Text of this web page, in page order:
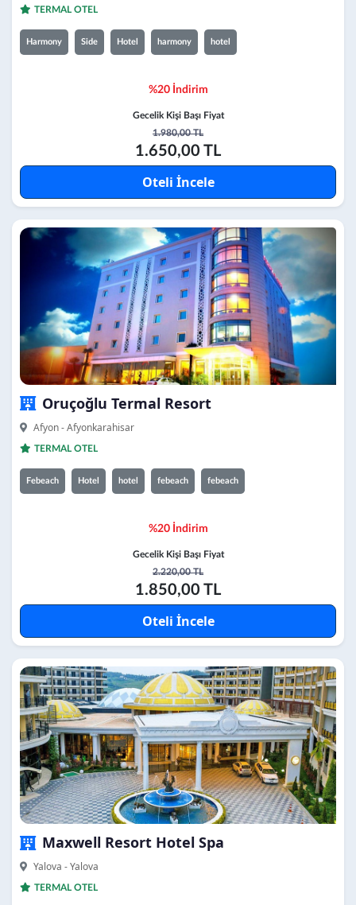
TERMAL OTEL
Harmony Side Hotel harmony hotel
%20 İndirim
Gecelik Kişi Başı Fiyat
1.980,00 TL
1.650,00 TL
Oteli İncele
Oruçoğlu Termal Resort
Afyon - Afyonkarahisar
TERMAL OTEL
Febeach Hotel hotel febeach febeach
%20 İndirim
Gecelik Kişi Başı Fiyat
2.220,00 TL
1.850,00 TL
Oteli İncele
Maxwell Resort Hotel Spa
Yalova - Yalova
TERMAL OTEL